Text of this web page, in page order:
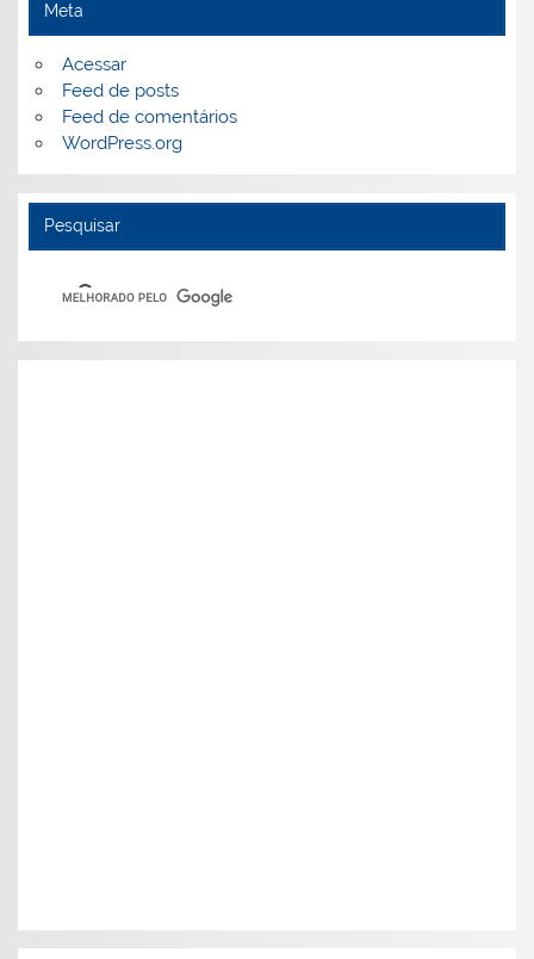
Meta
Acessar
Feed de posts
Feed de comentários
WordPress.org
Pesquisar